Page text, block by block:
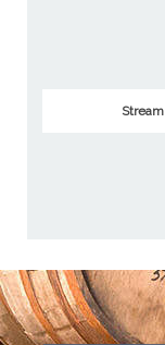
Stream